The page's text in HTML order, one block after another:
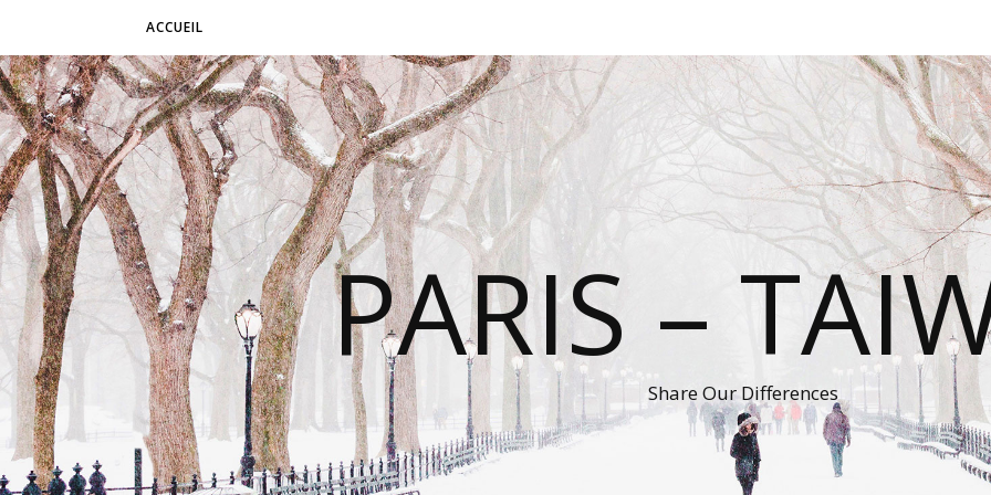
ACCUEIL
PARIS –
Share Our Differences